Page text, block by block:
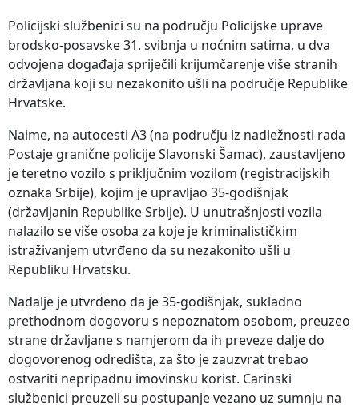
Policijski službenici su na području Policijske uprave
brodsko-posavske 31. svibnja u noćnim satima, u dva
odvojena događaja spriječili krijumčarenje više stranih
državljana koji su nezakonito ušli na područje Republike
Hrvatske.
Naime, na autocesti A3 (na području iz nadležnosti rada
Postaje granične policije Slavonski Šamac), zaustavljeno
je teretno vozilo s priključnim vozilom (registracijskih
oznaka Srbije), kojim je upravljao 35-godišnjak
(državljanin Republike Srbije). U unutrašnjosti vozila
nalazilo se više osoba za koje je kriminalističkim
istraživanjem utvrđeno da su nezakonito ušli u
Republiku Hrvatsku.
Nadalje je utvrđeno da je 35-godišnjak, sukladno
prethodnom dogovoru s nepoznatom osobom, preuzeo
strane državljane s namjerom da ih preveze dalje do
dogovorenog odredišta, za što je zauzvrat trebao
ostvariti nepripadnu imovinsku korist. Carinski
službenici preuzeli su postupanje vezano uz sumnju na